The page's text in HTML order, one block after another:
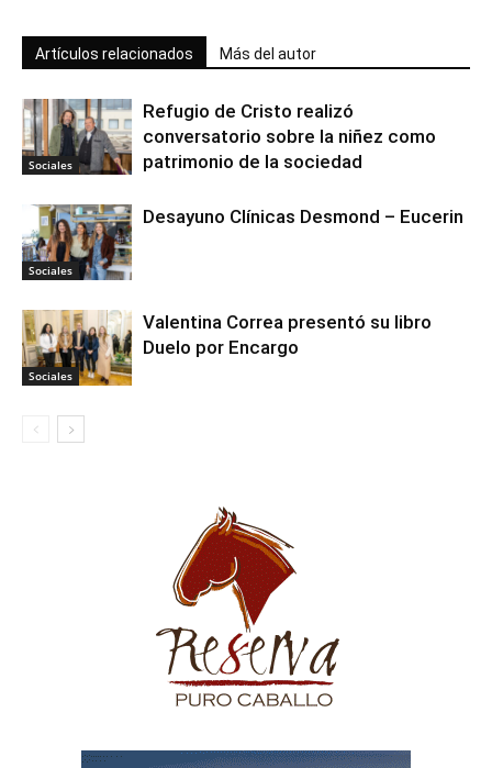
Artículos relacionados Más del autor
Sociales
Refugio de Cristo realizó
conversatorio sobre la niñez como
patrimonio de la sociedad
Sociales
Desayuno Clínicas Desmond – Eucerin
Sociales
Valentina Correa presentó su libro
Duelo por Encargo